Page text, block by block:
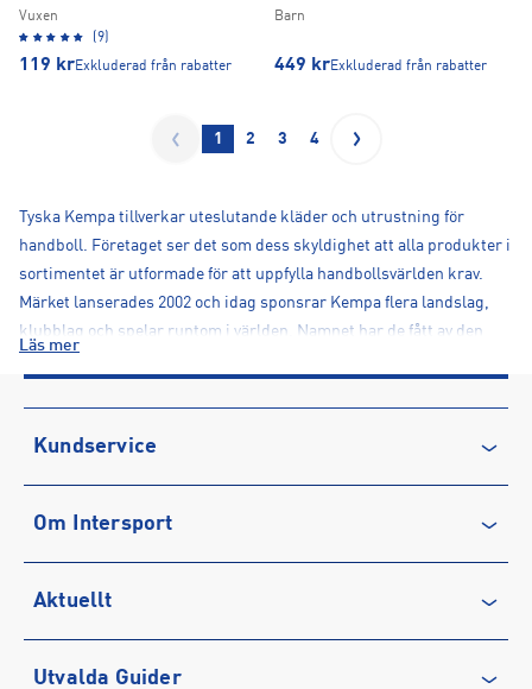
Vuxen
(9)
119 krExkluderad från rabatter
Barn
449 krExkluderad från rabatter
1 2 3 4
Tyska Kempa tillverkar uteslutande kläder och utrustning för
handboll. Företaget ser det som dess skyldighet att alla produkter i
sortimentet är utformade för att uppfylla handbollsvärlden krav.
Märket lanserades 2002 och idag sponsrar Kempa flera landslag,
klubblag och spelar runtom i världen. Namnet har de fått av den
Läs mer
Kundservice
Vanliga frågor & svar
Köpvillkor
Integritetspolicy
Medlemsvillkor
Om Intersport
Karriär på INTERSPORT
Service
Aktuellt
Utvalda Guider